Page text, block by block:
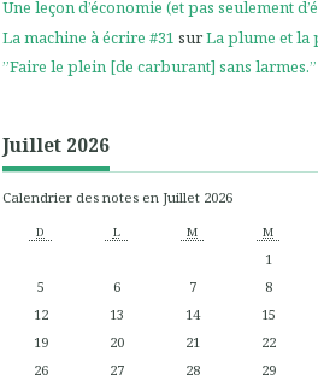
Une leçon d’économie (et pas seulement
La machine à écrire #31 surLa plume et la
”Faire le plein [de carburant] sans larmes.”
Juillet 2026
Calendrier des notes en Juillet 2026
D L M M
1
5
6 7 8
12
13 14 15
19
20 21 22
26
27 28 29